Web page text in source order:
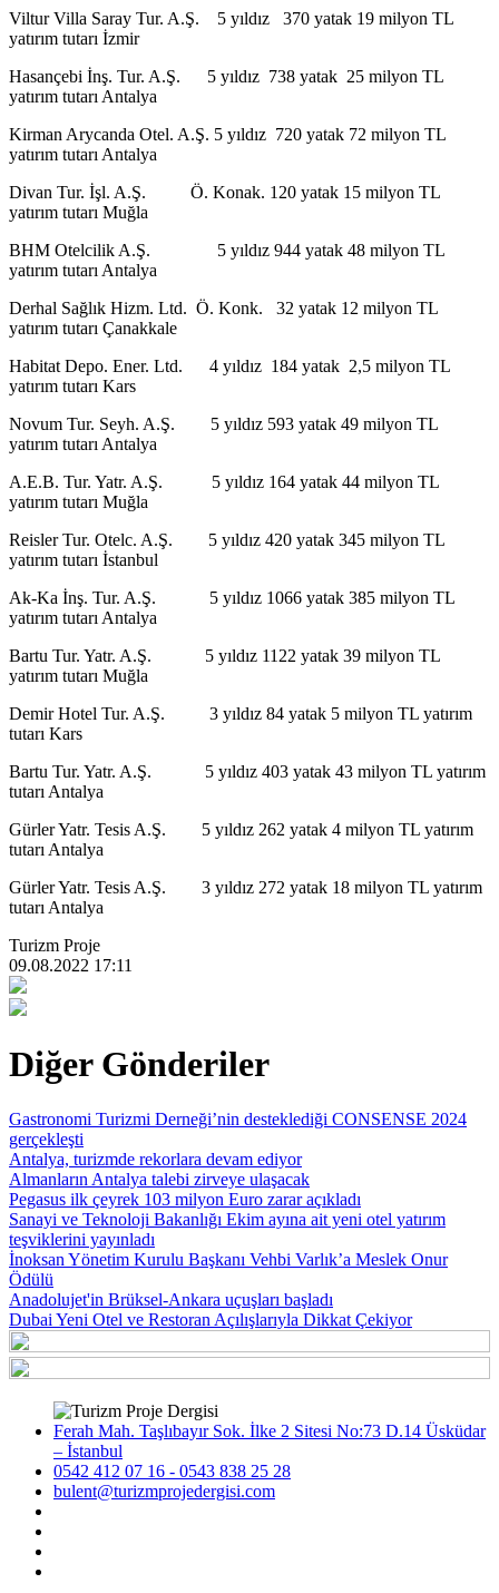
Viltur Villa Saray Tur. A.Ş. 5 yıldız 370 yatak 19 milyon TL
yatırım tutarı İzmir
Hasançebi İnş. Tur. A.Ş. 5 yıldız 738 yatak 25 milyon TL
yatırım tutarı Antalya
Kirman Arycanda Otel. A.Ş. 5 yıldız 720 yatak 72 milyon TL
yatırım tutarı Antalya
Divan Tur. İşl. A.Ş. Ö. Konak. 120 yatak 15 milyon TL
yatırım tutarı Muğla
BHM Otelcilik A.Ş. 5 yıldız 944 yatak 48 milyon TL
yatırım tutarı Antalya
Derhal Sağlık Hizm. Ltd. Ö. Konk. 32 yatak 12 milyon TL
yatırım tutarı Çanakkale
Habitat Depo. Ener. Ltd. 4 yıldız 184 yatak 2,5 milyon TL
yatırım tutarı Kars
Novum Tur. Seyh. A.Ş. 5 yıldız 593 yatak 49 milyon TL
yatırım tutarı Antalya
A.E.B. Tur. Yatr. A.Ş. 5 yıldız 164 yatak 44 milyon TL
yatırım tutarı Muğla
Reisler Tur. Otelc. A.Ş. 5 yıldız 420 yatak 345 milyon TL
yatırım tutarı İstanbul
Ak-Ka İnş. Tur. A.Ş. 5 yıldız 1066 yatak 385 milyon TL
yatırım tutarı Antalya
Bartu Tur. Yatr. A.Ş. 5 yıldız 1122 yatak 39 milyon TL
yatırım tutarı Muğla
Demir Hotel Tur. A.Ş. 3 yıldız 84 yatak 5 milyon TL yatırım
tutarı Kars
Bartu Tur. Yatr. A.Ş. 5 yıldız 403 yatak 43 milyon TL yatırım
tutarı Antalya
Gürler Yatr. Tesis A.Ş. 5 yıldız 262 yatak 4 milyon TL yatırım
tutarı Antalya
Gürler Yatr. Tesis A.Ş. 3 yıldız 272 yatak 18 milyon TL yatırım
tutarı Antalya
Turizm Proje
09.08.2022 17:11
Diğer Gönderiler
Gastronomi Turizmi Derneği’nin desteklediği CONSENSE 2024
gerçekleşti
Antalya, turizmde rekorlara devam ediyor
Almanların Antalya talebi zirveye ulaşacak
Pegasus ilk çeyrek 103 milyon Euro zarar açıkladı
Sanayi ve Teknoloji Bakanlığı Ekim ayına ait yeni otel yatırım
teşviklerini yayınladı
İnoksan Yönetim Kurulu Başkanı Vehbi Varlık’a Meslek Onur
Ödülü
Anadolujet'in Brüksel-Ankara uçuşları başladı
Dubai Yeni Otel ve Restoran Açılışlarıyla Dikkat Çekiyor
Ferah Mah. Taşlıbayır Sok. İlke 2 Sitesi No:73 D.14 Üsküdar
– İstanbul
0542 412 07 16 - 0543 838 25 28
bulent@turizmprojedergisi.com